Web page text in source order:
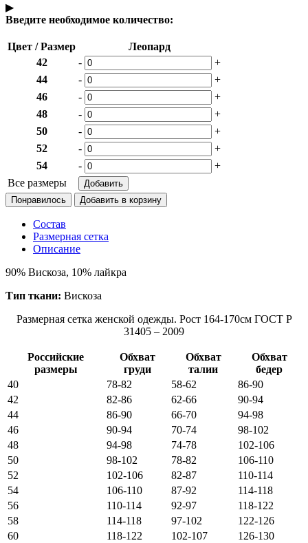
▶
Введите необходимое количество:
Цвет / Размер
Леопард
42
-
+
44
-
+
46
-
+
48
-
+
50
-
+
52
-
+
54
-
+
Все размеры
Понравилось
Состав
Размерная сетка
Описание
90% Вискоза, 10% лайкра
Тип ткани: Вискоза
Размерная сетка женской одежды. Рост 164-170см ГОСТ Р
31405 – 2009
Российские
размеры
Обхват
груди
Обхват
талии
Обхват
бедер
40
78-82 58-62
86-90
42
82-86 62-66
90-94
44
86-90 66-70
94-98
46
90-94 70-74
98-102
48
94-98 74-78
102-106
50
98-102 78-82
106-110
52
102-106 82-87
110-114
54
106-110 87-92
114-118
56
110-114 92-97
118-122
58
114-118 97-102
122-126
60
118-122 102-107
126-130